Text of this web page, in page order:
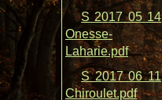
S 2017 05 14
Onesse-
Laharie.pdf
S 2017 06 11
Chiroulet.pdf